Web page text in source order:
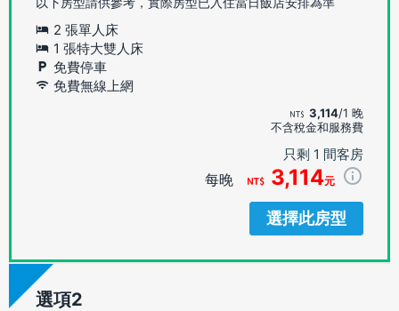
2 張單人床
1 張特大雙人床
免費停車
免費無線上網
3,114/1 晚
不含稅金和服務費
只剩 1 間客房
每晚 3,114元
選擇此房型
選項